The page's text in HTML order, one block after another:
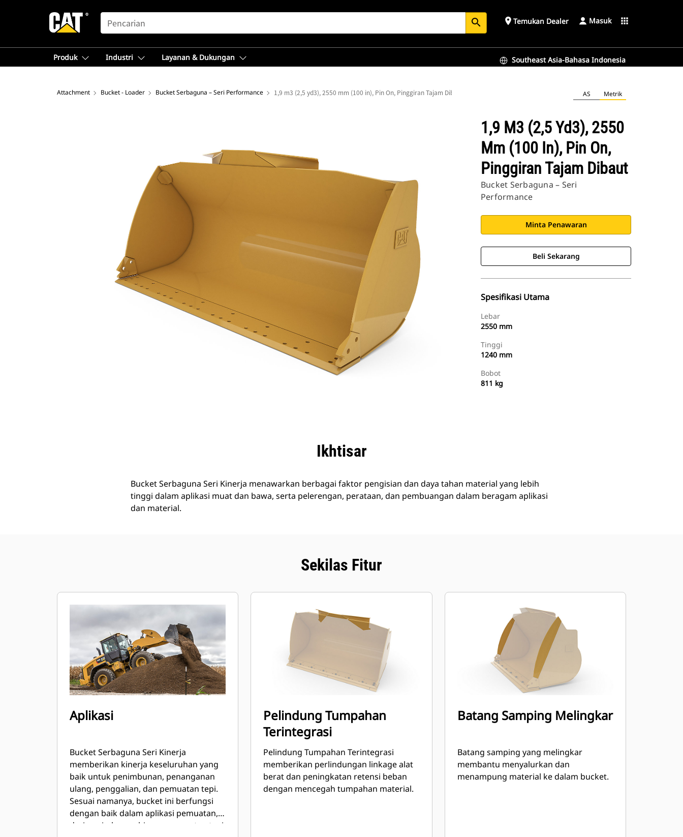
SEARCH search place Temukan Dealer Masuk apps
Produk Industri Layanan & Dukungan Southeast Asia-Bahasa Indonesia
Attachment Bucket - Loader Bucket Serbaguna – Seri Performance 1,9 m3 (2,5 yd3), 2550 mm (100 in), Pin On, Pinggiran Tajam Dibaut AS Metrik
1,9 M3 (2,5 Yd3), 2550
Mm (100 In), Pin On,
Pinggiran Tajam Dibaut
Bucket Serbaguna – Seri
Performance
Minta Penawaran
Beli Sekarang
Spesifikasi Utama
Lebar
2550 mm
Tinggi
1240 mm
Bobot
811 kg
Ikhtisar
Bucket Serbaguna Seri Kinerja menawarkan berbagai faktor pengisian dan daya tahan material yang lebih
tinggi dalam aplikasi muat dan bawa, serta pelerengan, perataan, dan pembuangan dalam beragam aplikasi
dan material.
Sekilas Fitur
Aplikasi
Bucket Serbaguna Seri Kinerja
memberikan kinerja keseluruhan yang
baik untuk penimbunan, penanganan
ulang, penggalian, dan pemuatan tepi.
Sesuai namanya, bucket ini berfungsi
dengan baik dalam aplikasi pemuatan,
dari penimbunan hingga pemuatan tepi.
Pelindung Tumpahan
Terintegrasi
Pelindung Tumpahan Terintegrasi
memberikan perlindungan linkage alat
berat dan peningkatan retensi beban
dengan mencegah tumpahan material.
Batang Samping Melingkar
Batang samping yang melingkar
membantu menyalurkan dan
menampung material ke dalam bucket.